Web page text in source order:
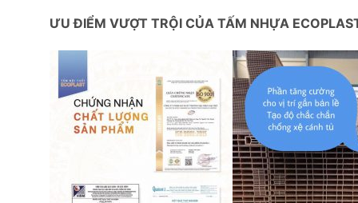
ƯU ĐIỂM VƯỢT TRỘI CỦA TẤM NHỰA